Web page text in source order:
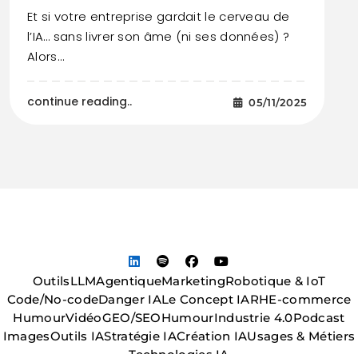
Et si votre entreprise gardait le cerveau de
l’IA… sans livrer son âme (ni ses données) ?
Alors…
continue reading.. 05/11/2025
OutilsLLMAgentiqueMarketingRobotique & IoT
Code/No-codeDanger IALe Concept IARHE-commerce
HumourVidéoGEO/SEOHumourIndustrie 4.0Podcast
ImagesOutils IAStratégie IACréation IAUsages & Métiers